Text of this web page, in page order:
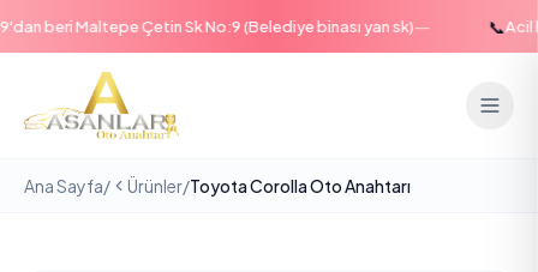
beri Maltepe Çetin Sk No:9 (Belediye binası yan sk)— Acil
Ana Sayfa/ Ürünler/Toyota Corolla Oto Anahtarı